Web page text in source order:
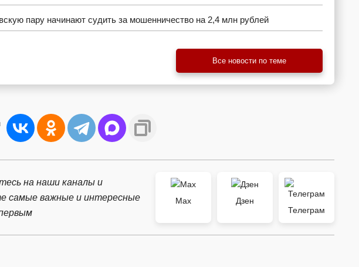
пару начинают судить за мошенничество на 2,4 млн рублей
Все новости по теме
на наши каналы и
самые важные и интересные
Max
Дзен
Телеграм